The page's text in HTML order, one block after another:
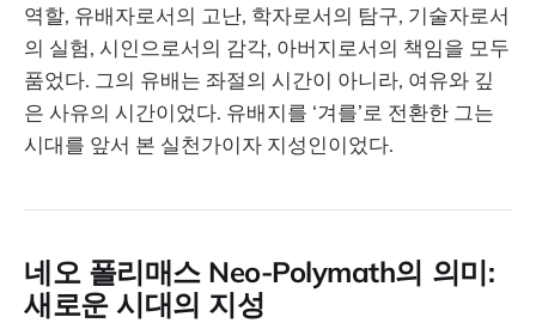
역할, 유배자로서의 고난, 학자로서의 탐구, 기술자로서
의 실험, 시인으로서의 감각, 아버지로서의 책임을 모두
품었다. 그의 유배는 좌절의 시간이 아니라, 여유와 깊
은 사유의 시간이었다. 유배지를 ‘겨를’로 전환한 그는
시대를 앞서 본 실천가이자 지성인이었다.
네오 폴리매스 Neo-Polymath의 의미:
새로운 시대의 지성